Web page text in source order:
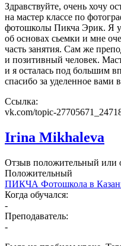
Здравствуйте, очень хочу
на мастер классе по
фотошколы Пикча Эрик. Я
об основах сьемки и мне
часть занятия. Сам же
и позитивный человек.
и я осталась под большим
спасибо за уделенное вами
Ссылка:
vk.com/topic-
Irina Mikhaleva
Отзыв положительный или
Положительный
ПИКЧА Фотошкола в
Когда обучался:
-
Преподаватель:
-